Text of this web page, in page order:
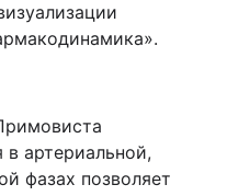
в артериальной,
фазах позволяет